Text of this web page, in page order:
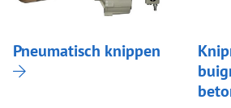
Pneumatisch knippen